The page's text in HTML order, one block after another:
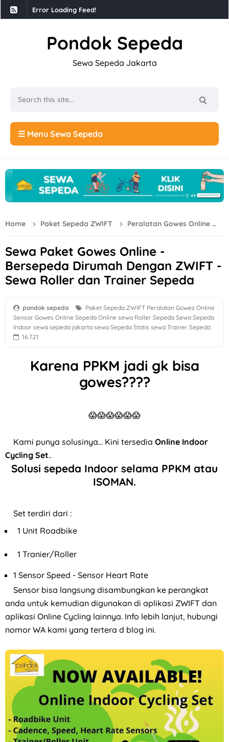
Error Loading Feed!
Pondok Sepeda
Sewa Sepeda Jakarta
☰ Menu Sewa Sepeda
Home Paket Sepeda ZWIFT Peralatan Gowes Online
Sewa Paket Gowes Online -
Bersepeda Dirumah Dengan ZWIFT -
Sewa Roller dan Trainer Sepeda
pondok sepeda Paket Sepeda ZWIFT Peralatan Gowes Online
Sensor Gowes Online Sepeda Online sewa Roller Sepeda Sewa Sepeda
Indoor sewa sepeda jakarta sewa Sepeda Statis sewa Trainer Sepeda
16.7.21
Karena PPKM jadi gk bisa
gowes????
😱😱😱😱😱😱
Kami punya solusinya... Kini tersedia Online Indoor
Cycling Set..
Solusi sepeda Indoor selama PPKM atau
ISOMAN.
Set terdiri dari :
1 Unit Roadbike
1 Tranier/Roller
1 Sensor Speed - Sensor Heart Rate
Sensor bisa langsung disambungkan ke perangkat
anda untuk kemudian digunakan di aplikasi ZWIFT dan
aplikasi Online Cycling lainnya. Info lebih lanjut, hubungi
nomor WA kami yang tertera d blog ini.